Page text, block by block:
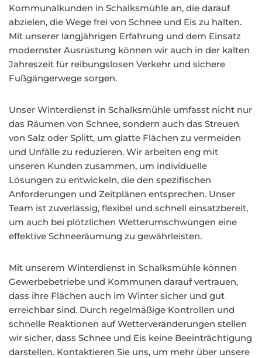
Kommunalkunden in Schalksmühle an, die darauf
abzielen, die Wege frei von Schnee und Eis zu halten.
Mit unserer langjährigen Erfahrung und dem Einsatz
modernster Ausrüstung können wir auch in der kalten
Jahreszeit für reibungslosen Verkehr und sichere
Fußgängerwege sorgen.
Unser Winterdienst in Schalksmühle umfasst nicht nur
das Räumen von Schnee, sondern auch das Streuen
von Salz oder Splitt, um glatte Flächen zu vermeiden
und Unfälle zu reduzieren. Wir arbeiten eng mit
unseren Kunden zusammen, um individuelle
Lösungen zu entwickeln, die den spezifischen
Anforderungen und Zeitplänen entsprechen. Unser
Team ist zuverlässig, flexibel und schnell einsatzbereit,
um auch bei plötzlichen Wetterumschwüngen eine
effektive Schneeräumung zu gewährleisten.
Mit unserem Winterdienst in Schalksmühle können
Gewerbebetriebe und Kommunen darauf vertrauen,
dass ihre Flächen auch im Winter sicher und gut
erreichbar sind. Durch regelmäßige Kontrollen und
schnelle Reaktionen auf Wetterveränderungen stellen
wir sicher, dass Schnee und Eis keine Beeinträchtigung
darstellen. Kontaktieren Sie uns, um mehr über unsere